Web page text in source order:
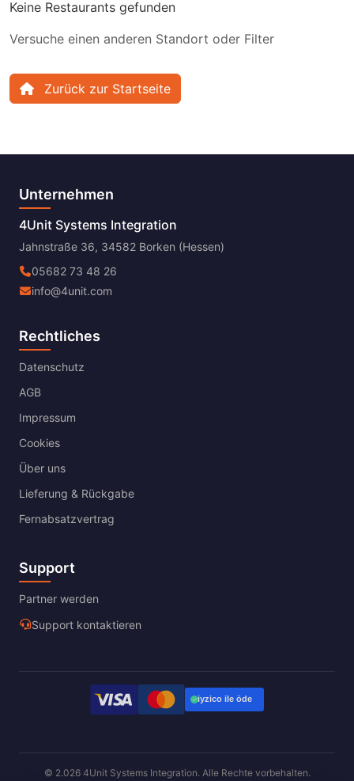
Keine Restaurants gefunden
Versuche einen anderen Standort oder Filter
Zurück zur Startseite
Unternehmen
4Unit Systems Integration
Jahnstraße 36, 34582 Borken (Hessen)
05682 73 48 26
info@4unit.com
Rechtliches
Datenschutz
AGB
Impressum
Cookies
Über uns
Lieferung & Rückgabe
Fernabsatzvertrag
Support
Partner werden
Support kontaktieren
© 2.026 4Unit Systems Integration. Alle Rechte vorbehalten.